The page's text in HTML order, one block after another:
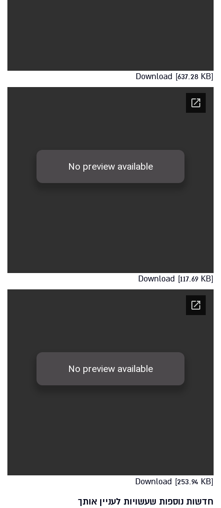
Download [637.28 KB]
Download [117.69 KB]
Download [253.94 KB]
חדשות נוספות שעשויות לעניין אותך